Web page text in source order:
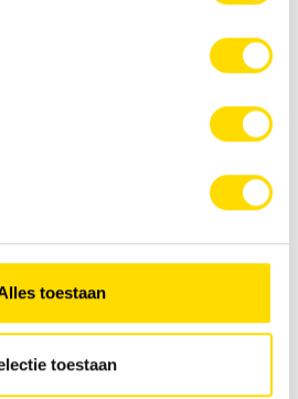
toestaan
toestaan